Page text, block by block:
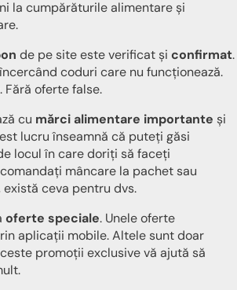
la cumpărăturile alimentare și
de pe site este verificat și confirmat.
coduri care nu funcționează.
Fără oferte false.
cu mărci alimentare importante și
lucru înseamnă că puteți găsi
locul în care doriți să faceți
mâncare la pachet sau
ceva pentru dvs.
oferte speciale. Unele oferte
aplicații mobile. Altele sunt doar
promoții exclusive vă ajută să